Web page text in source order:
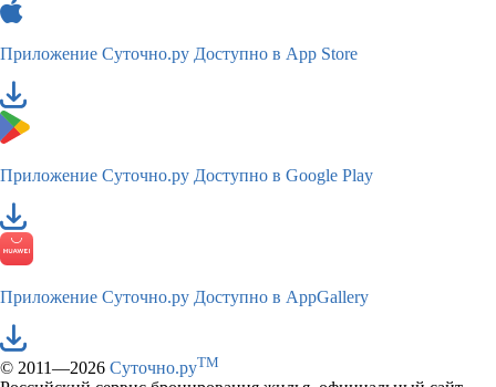
Приложение Суточно.ру Доступно в App Store
Приложение Суточно.ру Доступно в Google Play
Приложение Суточно.ру Доступно в AppGallery
© 2011—2026 Суточно.руTM